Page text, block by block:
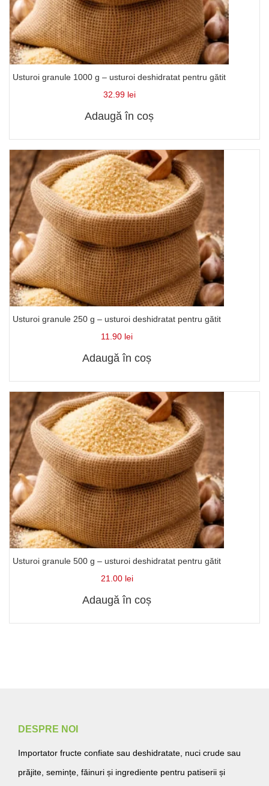
Usturoi granule 1000 g – usturoi deshidratat pentru gătit
32.99 lei
Adaugă în coș
Usturoi granule 250 g – usturoi deshidratat pentru gătit
11.90 lei
Adaugă în coș
Usturoi granule 500 g – usturoi deshidratat pentru gătit
21.00 lei
Adaugă în coș
DESPRE NOI
Importator fructe confiate sau deshidratate, nuci crude sau
prăjite, semințe, făinuri și ingrediente pentru patiserii și